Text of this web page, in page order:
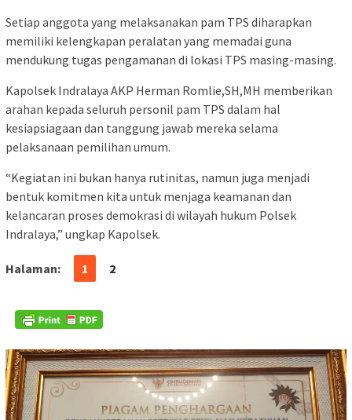
Setiap anggota yang melaksanakan pam TPS diharapkan
memiliki kelengkapan peralatan yang memadai guna
mendukung tugas pengamanan di lokasi TPS masing-masing.
Kapolsek Indralaya AKP Herman Romlie,SH,MH memberikan
arahan kepada seluruh personil pam TPS dalam hal
kesiapsiagaan dan tanggung jawab mereka selama
pelaksanaan pemilihan umum.
“Kegiatan ini bukan hanya rutinitas, namun juga menjadi
bentuk komitmen kita untuk menjaga keamanan dan
kelancaran proses demokrasi di wilayah hukum Polsek
Indralaya,” ungkap Kapolsek.
Halaman: 1 2